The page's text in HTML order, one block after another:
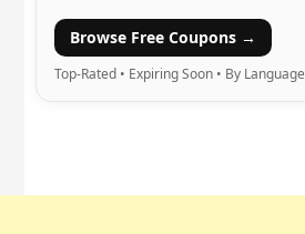
Browse Free Coupons →
Top-Rated • Expiring Soon • By Language